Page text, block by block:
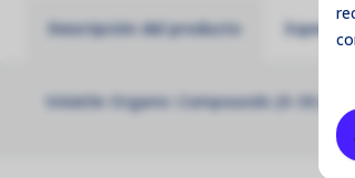
Descripción del producto
Volatile Organic Compounds (0-30